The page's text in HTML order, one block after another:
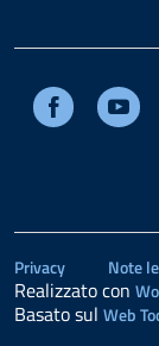
Facebook
Privacy Note
Realizzato con
Basato sul Web